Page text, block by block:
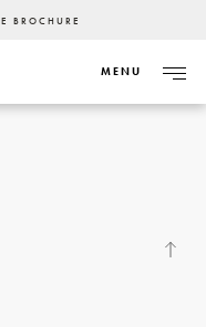
BROCHURE
MENU